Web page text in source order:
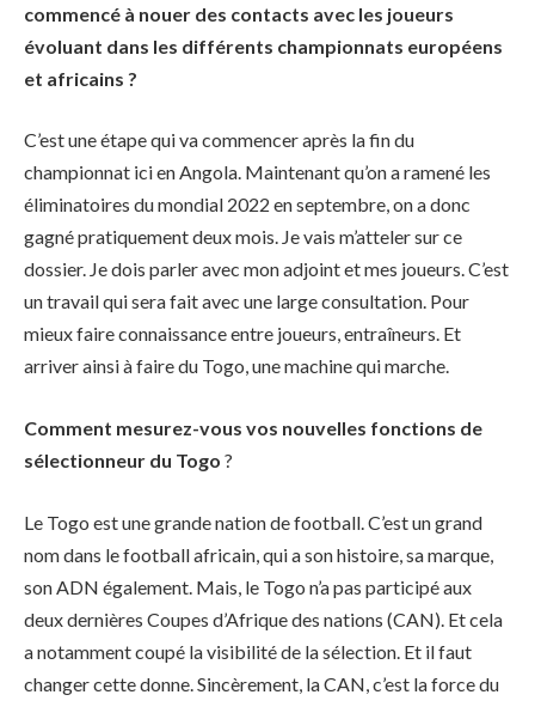
commencé à nouer des contacts avec les joueurs
évoluant dans les différents championnats européens
et africains ?
C’est une étape qui va commencer après la fin du
championnat ici en Angola. Maintenant qu’on a ramené les
éliminatoires du mondial 2022 en septembre, on a donc
gagné pratiquement deux mois. Je vais m’atteler sur ce
dossier. Je dois parler avec mon adjoint et mes joueurs. C’est
un travail qui sera fait avec une large consultation. Pour
mieux faire connaissance entre joueurs, entraîneurs. Et
arriver ainsi à faire du Togo, une machine qui marche.
Comment mesurez-vous vos nouvelles fonctions de
sélectionneur du Togo ?
Le Togo est une grande nation de football. C’est un grand
nom dans le football africain, qui a son histoire, sa marque,
son ADN également. Mais, le Togo n’a pas participé aux
deux dernières Coupes d’Afrique des nations (CAN). Et cela
a notamment coupé la visibilité de la sélection. Et il faut
changer cette donne. Sincèrement, la CAN, c’est la force du